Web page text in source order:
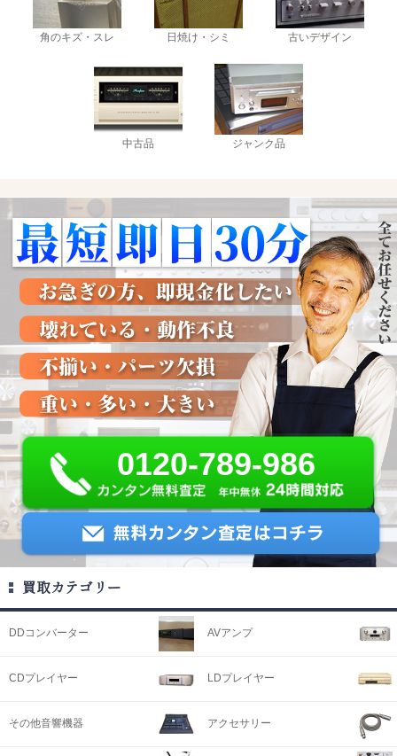
角のキズ・スレ 日焼け・シミ 古いデザイン
中古品 ジャンク品
0120-789-986
買取カテゴリー
DDコンバーター AVアンプ
CDプレイヤー LDプレイヤー
その他音響機器 アクセサリー